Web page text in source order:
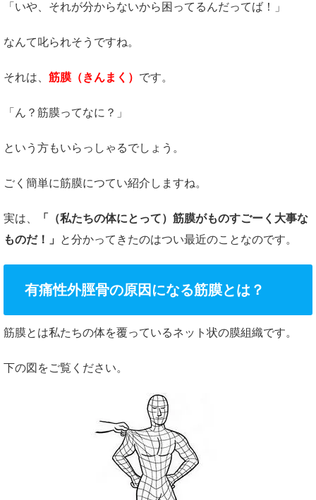
「いや、それが分からないから困ってるんだってば！」
なんて叱られそうですね。
それは、 筋膜（きんまく） です。
「ん？筋膜ってなに？」
という方もいらっしゃるでしょう。
ごく簡単に筋膜につてい紹介しますね。
実は、
「（私たちの体にとって）筋膜がものすごーく大事な
ものだ！」
と分かってきたのはつい最近のことなのです。
有痛性外脛骨の原因になる筋膜とは？
筋膜とは私たちの体を覆っているネット状の膜組織です。
下の図をご覧ください。